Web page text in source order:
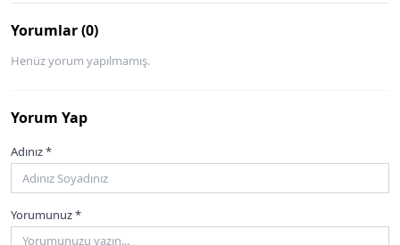
Yorumlar (0)
Henüz yorum yapılmamış.
Yorum Yap
Adınız *
Yorumunuz *